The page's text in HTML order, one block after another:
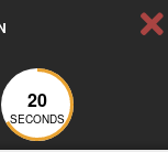
20
SECONDS